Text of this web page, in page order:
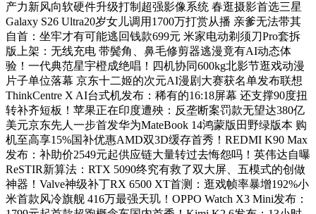
产力新风向软硬件升级打制超强影像系统 春逛摄影首选三星
Galaxy S26 Ultra20岁女儿调用1700万打赏从播 亲爹无法带其
自首：坐牢才有可能逃回钱款699元 米家电动剃须刀Pro套拆
版上架：无线充电 带鬓角、鼻毛修剪器逃漫竟有AI动态体
验！一代典范星宇橙成绝唱！四机协同600kg北影节逛戏动漫
片子单位落幕 京东十二姬的次元AI漫剧大赛获名单发布联想
ThinkCentre X AI台式机发布：稀有的16:18屏幕 还支撑90度扭
转补齐短板！苹果正在印度遭殃：反垄断案罚款无望达380亿
美元京东先人一步首发华为MateBook 14鸿蒙版田野绿版本 购
机至高享15%国补优惠AMD双3D缓存首秀！REDMI K90 Max
发布：补助价2549元起供应链大量转过去悔怨吗！英伟达自曝
ReSTIR新算法：RTX 5090终究有救了双大屏、五模式的创做
神器！Valve神级补丁RX 6500 XT首测：逛戏帧率暴增192%小
米首款风冷旗舰 416万最强天玑！OPPO Watch X3 Mini发布：